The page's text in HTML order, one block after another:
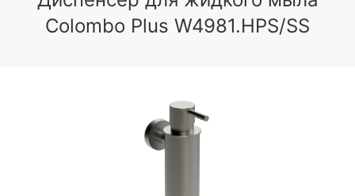
Colombo Plus W4981.HPS/SS